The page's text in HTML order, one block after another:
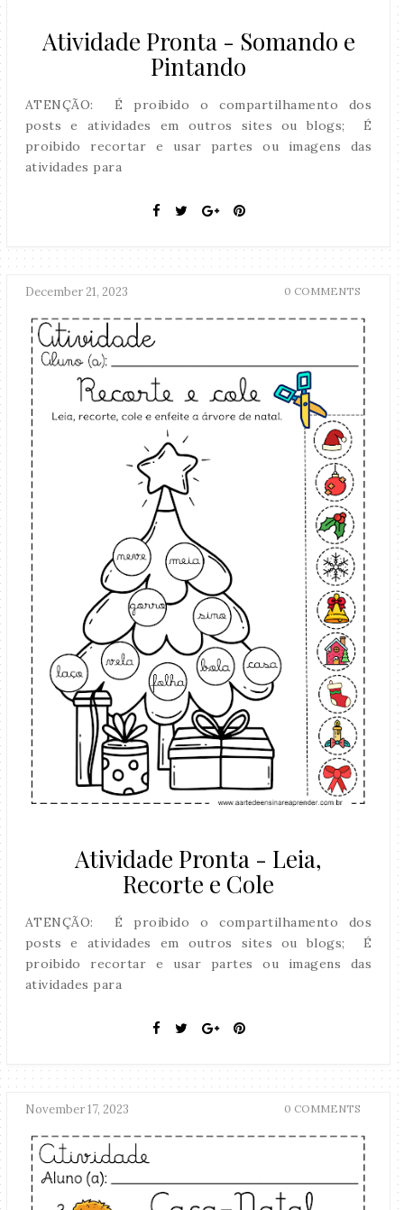
Atividade Pronta - Somando e
Pintando
ATENÇÃO: É proibido o compartilhamento dos
posts e atividades em outros sites ou blogs; É
proibido recortar e usar partes ou imagens das
atividades para
December 21, 2023 0 COMMENTS
Atividade Pronta - Leia,
Recorte e Cole
ATENÇÃO: É proibido o compartilhamento dos
posts e atividades em outros sites ou blogs; É
proibido recortar e usar partes ou imagens das
atividades para
November 17, 2023 0 COMMENTS